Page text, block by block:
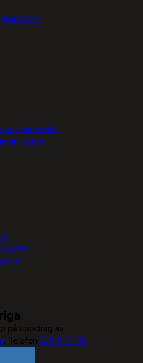
penningtvätt
på uppdrag av
. Telefon020-81 91 00.